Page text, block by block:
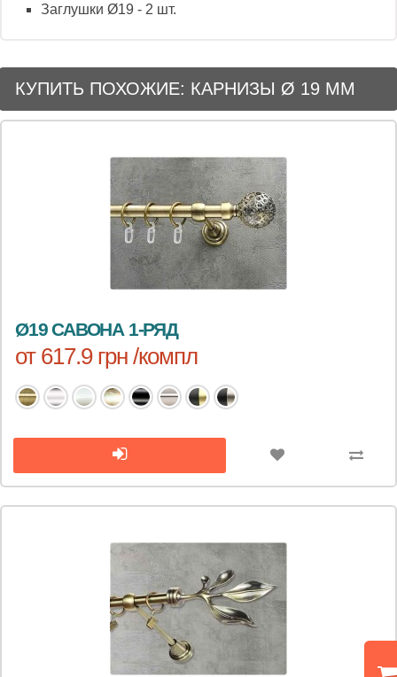
Заглушки Ø19 - 2 шт.
КУПИТЬ ПОХОЖИЕ: КАРНИЗЫ Ø 19 ММ
Ø19 САВОНА 1-РЯД
от 617.9 грн /компл